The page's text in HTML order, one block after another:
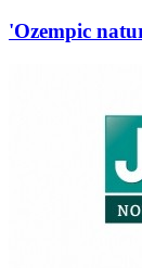
'Ozempic